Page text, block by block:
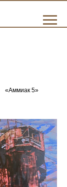
«Аммиак 5»